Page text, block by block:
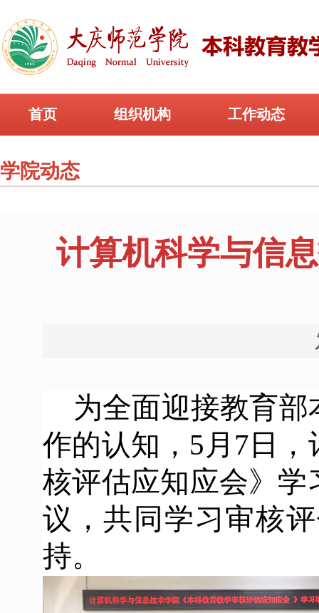
首页 组织机构 工作动态
学院动态
计算机科学与信
为全面迎接教育
作的认知，5月7日
核评估应知应会》
议，共同学习审核
持。